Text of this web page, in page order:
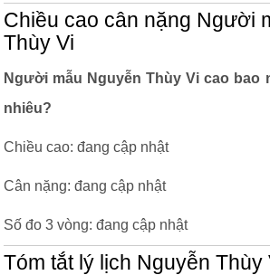
Chiều cao cân nặng Người
Thùy Vi
Người mẫu Nguyễn Thùy Vi cao bao
nhiêu?
Chiều cao: đang cập nhật
Cân nặng: đang cập nhật
Số đo 3 vòng: đang cập nhật
Tóm tắt lý lịch Nguyễn Thùy